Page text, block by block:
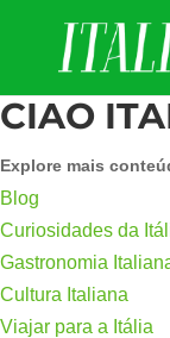
CIAO
Explore mais
Blog
Curiosidades da
Gastronomia
Cultura Italiana
Viajar para a Itália